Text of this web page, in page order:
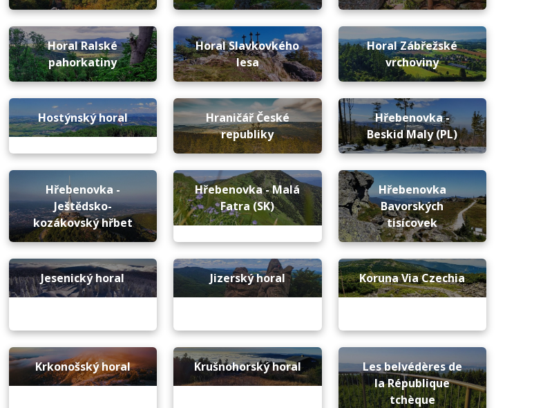
Horal Ralské
pahorkatiny
Horal Slavkovkého
lesa
Horal Zábřežské
vrchoviny
Hostýnský horal
Hraničář České
republiky
Hřebenovka -
Beskid Maly (PL)
Hřebenovka -
Ještědsko-
kozákovský hřbet
Hřebenovka - Malá
Fatra (SK)
Hřebenovka
Bavorských
tisícovek
Jesenický horal Jizerský horal Koruna Via Czechia
Krkonošský horal Krušnohorský horal
Les belvédères de
la République
tchèque